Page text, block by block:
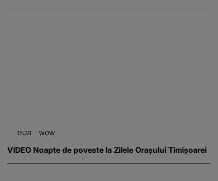
15:33 WOW
VIDEO Noapte de poveste la Zilele Orașului Timișoarei